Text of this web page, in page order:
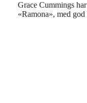
Grace Cummings
«Ramona», med